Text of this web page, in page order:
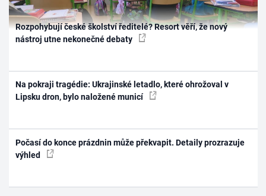
Rozpohybují české školství ředitelé? Resort věří, že nový
nástroj utne nekonečné debaty
Na pokraji tragédie: Ukrajinské letadlo, které ohrožoval v
Lipsku dron, bylo naložené municí
Počasí do konce prázdnin může překvapit. Detaily prozrazuje
výhled